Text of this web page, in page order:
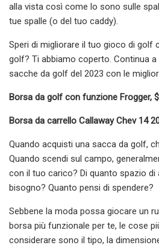
alla vista così come lo sono sulle
tue spalle (o del tuo caddy).
Speri di migliorare il tuo gioco di golf
golf? Ti abbiamo coperto. Continua
sacche da golf del 2023 con le
Borsa da golf con funzione Frogger,
Borsa da carrello Callaway Chev 14
Quando acquisti una sacca da golf,
Quando scendi sul campo,
con il tuo carico? Di quanto spazio di
bisogno? Quanto pensi di spendere?
Sebbene la moda possa giocare un
borsa più funzionale per te, le cose
considerare sono il tipo, la